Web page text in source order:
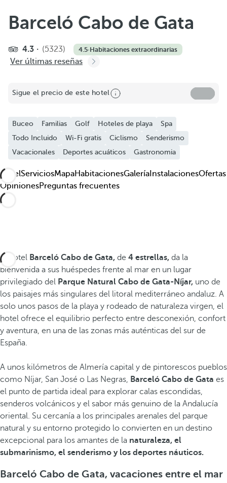
Barceló Cabo de Gata
4.3 (5323) 4.5·Habitaciones extraordinarias
Ver últimas reseñas
Sigue el precio de este hotel
Buceo Familias Golf Hoteles de playa
Spa
Todo Incluido
Wi-Fi gratis Ciclismo
Senderismo
Vacacionales
Deportes acuáticos Gastronomia
HotelServiciosMapaHabitacionesGalería InstalacionesOfertas
OpinionesPreguntas frecuentes
El hotel Barceló Cabo de Gata, de 4 estrellas, da la
bienvenida a sus huéspedes frente al mar en un lugar
privilegiado del Parque Natural Cabo de Gata-Níjar, uno de
los paisajes más singulares del litoral mediterráneo andaluz. A
solo unos pasos de la playa y rodeado de naturaleza virgen, el
hotel ofrece el equilibrio perfecto entre desconexión, confort
y aventura, en una de las zonas más auténticas del sur de
España.
A unos kilómetros de Almería capital y de pintorescos pueblos
como Níjar, San José o Las Negras, Barceló Cabo de Gata es
el punto de partida ideal para explorar calas escondidas,
senderos volcánicos y el sabor más genuino de la Andalucía
oriental. Su cercanía a los principales arenales del parque
natural y su entorno protegido lo convierten en un destino
excepcional para los amantes de la naturaleza, el
submarinismo, el senderismo y los deportes náuticos.
Barceló Cabo de Gata, vacaciones entre el mar